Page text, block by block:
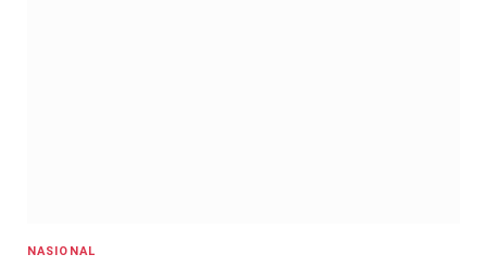
NASIONAL